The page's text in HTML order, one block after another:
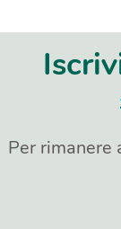
Per rimanere